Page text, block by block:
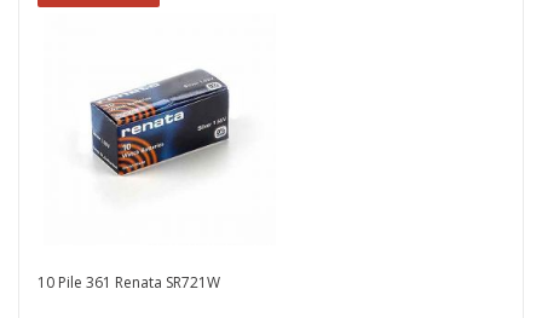
10 Pile 361 Renata SR721W